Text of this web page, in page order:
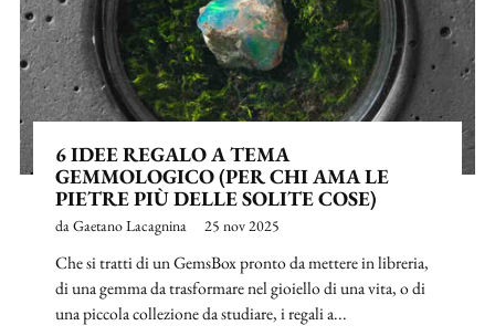
6 IDEE REGALO A TEMA
GEMMOLOGICO (PER CHI AMA LE
PIETRE PIÙ DELLE SOLITE COSE)
da Gaetano Lacagnina 25 nov 2025
Che si tratti di un GemsBox pronto da mettere in libreria,
di una gemma da trasformare nel gioiello di una vita, o di
una piccola collezione da studiare, i regali a...